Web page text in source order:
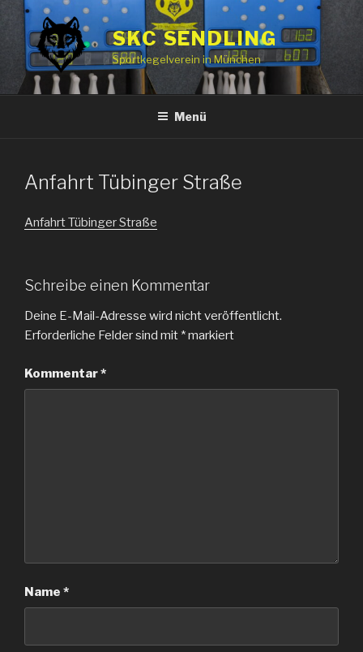
springen
SKC SENDLING
Sportkegelverein in München
Menü
Anfahrt Tübinger Straße
Anfahrt Tübinger Straße
Schreibe einen Kommentar
Deine E-Mail-Adresse wird nicht veröffentlicht.
Erforderliche Felder sind mit *markiert
Kommentar*
Name *